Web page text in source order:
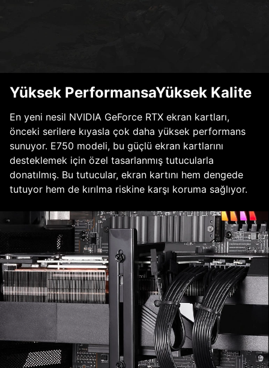
Yüksek PerformansaYüksek Kalite
En yeni nesil NVIDIA GeForce RTX ekran kartları,
önceki serilere kıyasla çok daha yüksek performans
sunuyor. E750 modeli, bu güçlü ekran kartlarını
desteklemek için özel tasarlanmış tutucularla
donatılmış. Bu tutucular, ekran kartını hem dengede
tutuyor hem de kırılma riskine karşı koruma sağlıyor.